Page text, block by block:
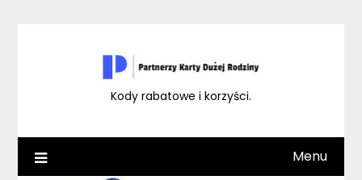
Kody rabatowe i korzyści.
Menu